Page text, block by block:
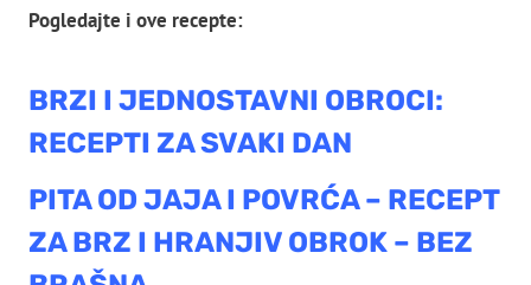
Pogledajte i ove recepte:
BRZI I JEDNOSTAVNI OBROCI:
RECEPTI ZA SVAKI DAN
PITA OD JAJA I POVRĆA – RECEPT
ZA BRZ I HRANJIV OBROK – BEZ